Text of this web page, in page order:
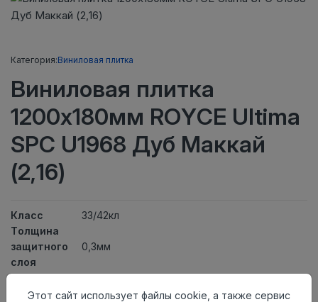
Категория:Виниловая плитка
Виниловая плитка
1200x180мм ROYCE Ultima
SPC U1968 Дуб Маккай
(2,16)
Класс
33/42кл
Толщина
защитного
слоя
0,3мм
АктуальностьАктуален
Толщина
4мм
Этот сайт использует файлы cookie, а также сервис